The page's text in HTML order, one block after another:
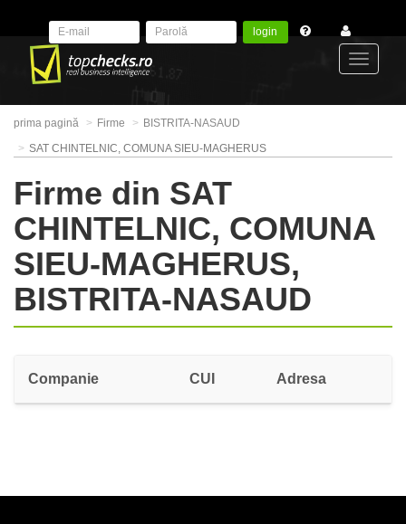
login
prima pagină Firme
BISTRITA-NASAUD
SAT CHINTELNIC, COMUNA SIEU-MAGHERUS
Firme din SAT
CHINTELNIC, COMUNA
SIEU-MAGHERUS,
BISTRITA-NASAUD
Companie CUI Adresa